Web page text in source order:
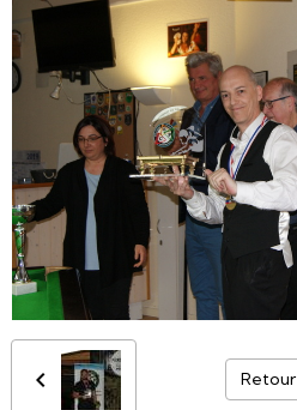
Retour